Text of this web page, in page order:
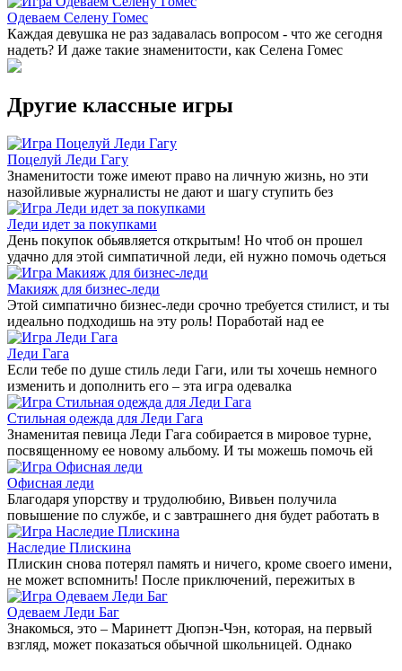
Одеваем Селену Гомес
Каждая девушка не раз задавалась вопросом - что же сегодня
надеть? И даже такие знаменитости, как Селена Гомес
Другие классные игры
Поцелуй Леди Гагу
Знаменитости тоже имеют право на личную жизнь, но эти
назойливые журналисты не дают и шагу ступить без
Леди идет за покупками
День покупок обьявляется открытым! Но чтоб он прошел
удачно для этой симпатичной леди, ей нужно помочь одеться
Макияж для бизнес-леди
Этой симпатично бизнес-леди срочно требуется стилист, и ты
идеально подходишь на эту роль! Поработай над ее
Леди Гага
Если тебе по душе стиль леди Гаги, или ты хочешь немного
изменить и дополнить его – эта игра одевалка
Стильная одежда для Леди Гага
Знаменитая певица Леди Гага собирается в мировое турне,
посвященному ее новому альбому. И ты можешь помочь ей
Офисная леди
Благодаря упорству и трудолюбию, Вивьен получила
повышение по службе, и с завтрашнего дня будет работать в
Наследие Плискина
Плискин снова потерял память и ничего, кроме своего имени,
не может вспомнить! После приключений, пережитых в
Одеваем Леди Баг
Знакомься, это – Маринетт Дюпэн-Чэн, которая, на первый
взгляд, может показаться обычной школьницей. Однако